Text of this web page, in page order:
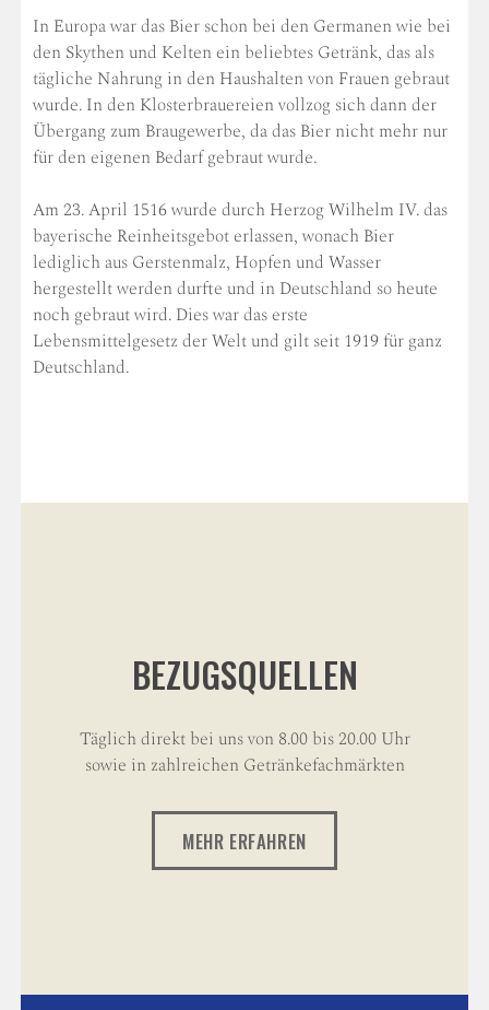
In Europa war das Bier schon bei den Germanen wie bei
den Skythen und Kelten ein beliebtes Getränk, das als
tägliche Nahrung in den Haushalten von Frauen gebraut
wurde. In den Klosterbrauereien vollzog sich dann der
Übergang zum Braugewerbe, da das Bier nicht mehr nur
für den eigenen Bedarf gebraut wurde.
Am 23. April 1516 wurde durch Herzog Wilhelm IV. das
bayerische Reinheitsgebot erlassen, wonach Bier
lediglich aus Gerstenmalz, Hopfen und Wasser
hergestellt werden durfte und in Deutschland so heute
noch gebraut wird. Dies war das erste
Lebensmittelgesetz der Welt und gilt seit 1919 für ganz
Deutschland.
BEZUGSQUELLEN
Täglich direkt bei uns von 8.00 bis 20.00 Uhr
sowie in zahlreichen Getränkefachmärkten
MEHR ERFAHREN